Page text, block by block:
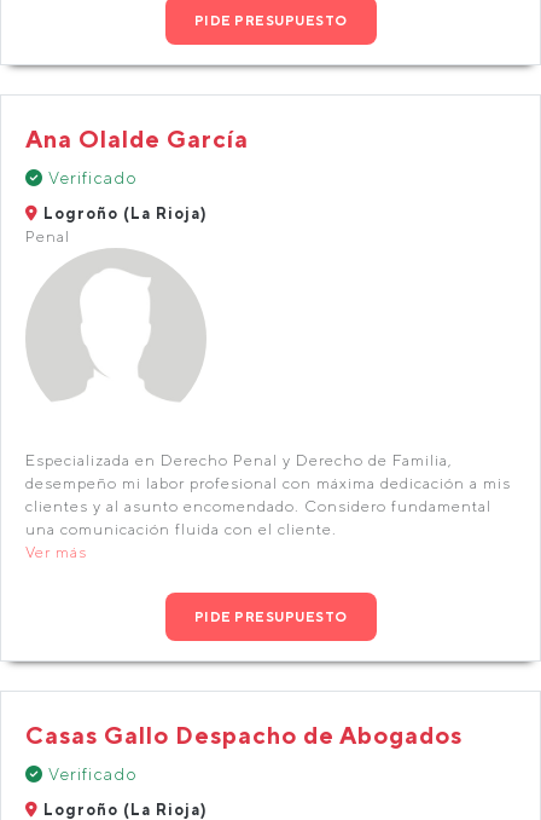
PIDE PRESUPUESTO
Ana Olalde García
Verificado
Logroño (La Rioja)
Penal
Especializada en Derecho Penal y Derecho de Familia,
desempeño mi labor profesional con máxima dedicación a mis
clientes y al asunto encomendado. Considero fundamental
una comunicación fluida con el cliente.
Ver más
PIDE PRESUPUESTO
Casas Gallo Despacho de Abogados
Verificado
Logroño (La Rioja)